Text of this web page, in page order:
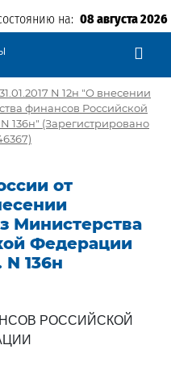
на: 08 августа 2026
N 12н "О внесении
финансов Российской
136н" (Зарегистрировано
от
Министерства
Федерации
N 136н
РОССИЙСКОЙ